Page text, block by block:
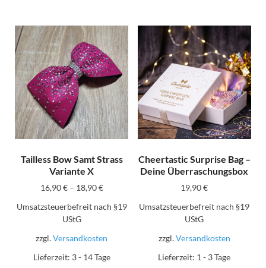
Tailless Bow Samt Strass
Variante X
16,90€– 18,90€
Umsatzsteuerbefreit nach §19
UStG
zzgl.Versandkosten
Lieferzeit: 3 - 14 Tage
Cheertastic Surprise Bag –
Deine Überraschungsbox
19,90€
Umsatzsteuerbefreit nach §19
UStG
zzgl.Versandkosten
Lieferzeit: 1 - 3 Tage